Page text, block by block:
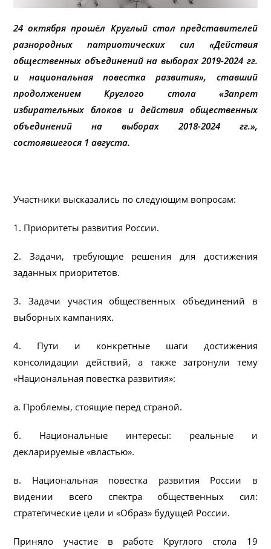
24 октября прошёл Круглый стол представителей
разнородных патриотических сил «Действия
общественных объединений на выборах 2019-2024 гг.
и национальная повестка развития», ставший
продолжением Круглого стола «Запрет
избирательных блоков и действия общественных
объединений на выборах 2018-2024 гг.»,
состоявшегося 1 августа.
Участники высказались по следующим вопросам:
1. Приоритеты развития России.
2. Задачи, требующие решения для достижения
заданных приоритетов.
3. Задачи участия общественных объединений в
выборных кампаниях.
4. Пути и конкретные шаги достижения
консолидации действий, а также затронули тему
«Национальная повестка развития»:
а. Проблемы, стоящие перед страной.
б. Национальные интересы: реальные и
декларируемые «властью».
в. Национальная повестка развития России в
видении всего спектра общественных сил:
стратегические цели и «Образ» будущей России.
Приняло участие в работе Круглого стола 19